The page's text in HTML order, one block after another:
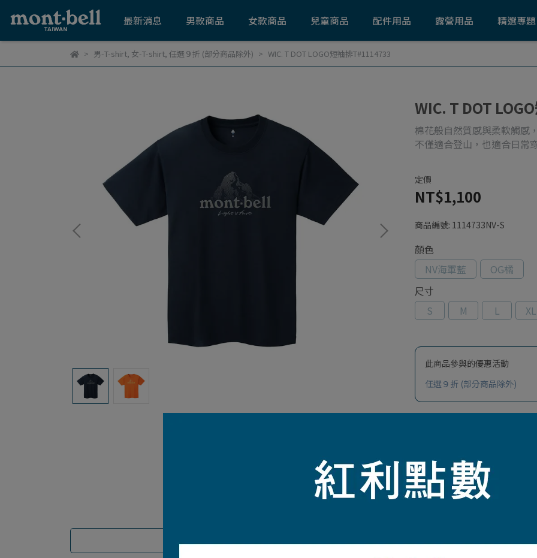
最新消息 男款商品 女款商品 兒童商品 配件用品 露營用品 精選專題
男-T-shirt, 女-T-shirt, 任選９折 (部分商品除外) WIC. T DOT LOGO短袖排T#1114733
WIC. T DOT
棉花般自然質感與柔軟觸感
不僅適合登山，也適合日常
定價
NT$1,100
商品編號: 1114733NV-S
顏色
NV海軍藍
OG橘
尺寸
S
M L XL
此商品參與的優惠活動
任選９折 (部分商品除外)
加入最愛 此商品 「 最高